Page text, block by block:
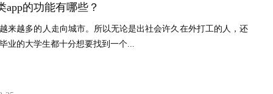
app的功能有哪些？
来越多的人走向城市。所以无论是出社会许久在外打工的人，还
业的大学生都十分想要找到一个...